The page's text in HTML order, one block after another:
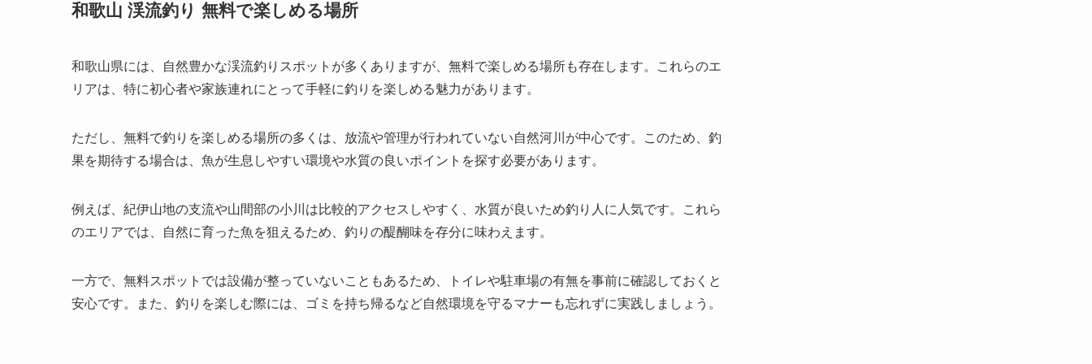
和歌山 渓流釣り 無料で楽しめる場所
和歌山県には、自然豊かな渓流釣りスポットが多くありますが、無料で楽しめる場所も存在します。これらのエ
リアは、特に初心者や家族連れにとって手軽に釣りを楽しめる魅力があります。
ただし、無料で釣りを楽しめる場所の多くは、放流や管理が行われていない自然河川が中心です。このため、釣
果を期待する場合は、魚が生息しやすい環境や水質の良いポイントを探す必要があります。
例えば、紀伊山地の支流や山間部の小川は比較的アクセスしやすく、水質が良いため釣り人に人気です。これら
のエリアでは、自然に育った魚を狙えるため、釣りの醍醐味を存分に味わえます。
一方で、無料スポットでは設備が整っていないこともあるため、トイレや駐車場の有無を事前に確認しておくと
安心です。また、釣りを楽しむ際には、ゴミを持ち帰るなど自然環境を守るマナーも忘れずに実践しましょう。